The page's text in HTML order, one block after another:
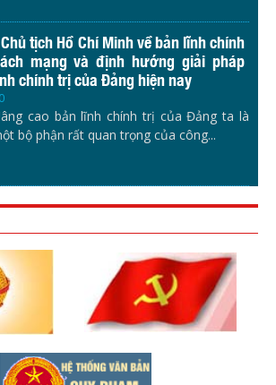
tịch Hồ Chí Minh về bản lĩnh chính
mạng và định hướng giải pháp
chính trị của Đảng hiện nay
cao bản lĩnh chính trị của Đảng ta là
bộ phận rất quan trọng của công...